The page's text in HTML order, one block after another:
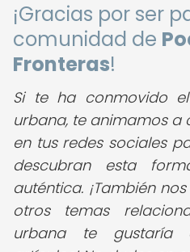
¡Gracias por ser
comunidad de
Fronteras!
Si te ha conmovido
urbana, te animamos
en tus redes sociales
descubran esta
auténtica. ¡También
otros temas
urbana te gustaría